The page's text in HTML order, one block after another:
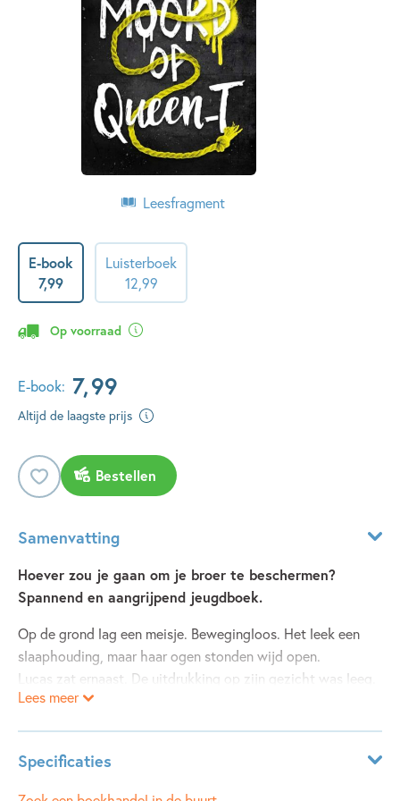
Leesfragment
E-book
7,99
Luisterboek
12,99
Op voorraad
E-book: 7,99
Altijd de laagste prijs
Bestellen
Samenvatting
Hoever zou je gaan om je broer te beschermen?
Spannend en aangrijpend jeugdboek.
Op de grond lag een meisje. Bewegingloos. Het leek een
slaaphouding, maar haar ogen stonden wijd open.
Lucas zat ernaast. De uitdrukking op zijn gezicht was leeg.
Ze heet Quinty, was het enige wat hij zei.
dat haar leven niets meer waard was dan achtergelaten te
worden in een stadspark?
Lees meer
Specificaties